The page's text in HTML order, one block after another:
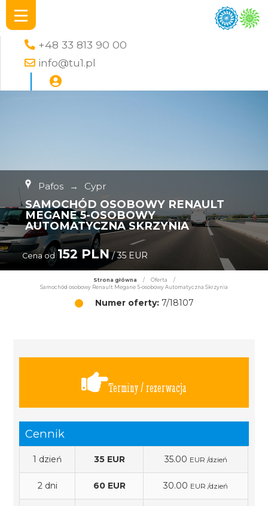
+48 33 813 90 00
info@tu1.pl
Pafos → Cypr
SAMOCHÓD OSOBOWY RENAULT
MEGANE 5-OSOBOWY
AUTOMATYCZNA SKRZYNIA
Cena od 152 PLN/ 35 EUR
Strona główna / Oferta
/
Samochód osobowy Renault Megane 5-osobowy Automatyczna Skrzynia
Numer oferty:7/18107
Terminy / rezerwacja
Cennik
1 dzień 35 EUR 35.00 EUR /dzień
2 dni 60 EUR 30.00 EUR /dzień